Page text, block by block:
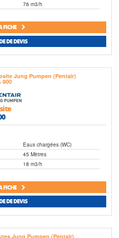
76 m3/h
FICHE
DE DEVIS
Eaux chargées (WC)
45 Mètres
18 m3/h
FICHE
DE DEVIS